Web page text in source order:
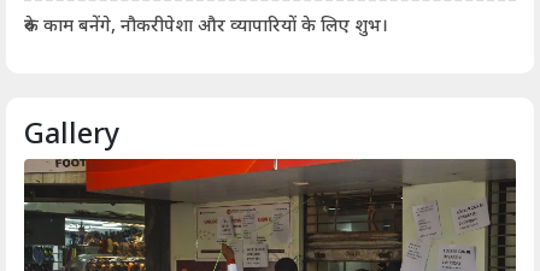
रुके काम बनेंगे, नौकरीपेशा और व्यापारियों के लिए शुभ।
Gallery